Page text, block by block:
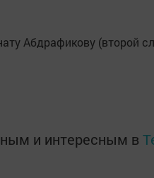
Абдрафикову (второй
и интересным в